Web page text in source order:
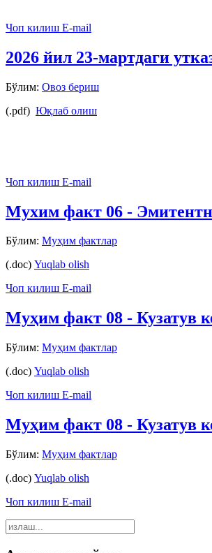
Чоп килиш E-mail
2026 йил 23-мартдаги
Бўлим: Овоз бериш
(.pdf) Юқлаб олиш
Чоп килиш E-mail
Мухим факт 06 -
Бўлим: Муҳим фактлар
(.doc) Yuqlab olish
Чоп килиш E-mail
Муҳим факт 08 - Кузатув
Бўлим: Муҳим фактлар
(.doc) Yuqlab olish
Чоп килиш E-mail
Муҳим факт 08 - Кузатув
Бўлим: Муҳим фактлар
(.doc) Yuqlab olish
Чоп килиш E-mail